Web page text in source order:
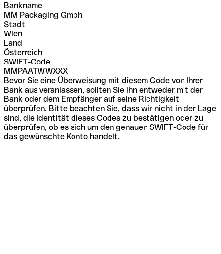
Bankname
MM Packaging Gmbh
Stadt
Wien
Land
Österreich
SWIFT-Code
MMPAATWWXXX
Bevor Sie eine Überweisung mit diesem Code von Ihrer
Bank aus veranlassen, sollten Sie ihn entweder mit der
Bank oder dem Empfänger auf seine Richtigkeit
überprüfen. Bitte beachten Sie, dass wir nicht in der Lage
sind, die Identität dieses Codes zu bestätigen oder zu
überprüfen, ob es sich um den genauen SWIFT-Code für
das gewünschte Konto handelt.